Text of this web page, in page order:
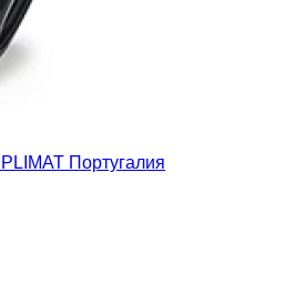
Португалия